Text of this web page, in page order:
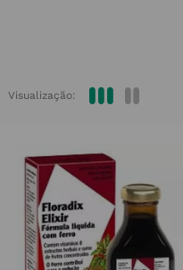
Visualização: